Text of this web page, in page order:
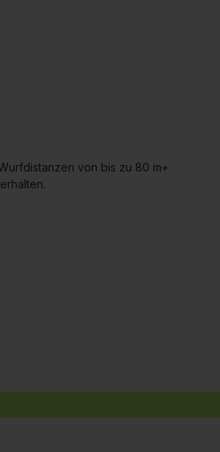
von bis zu 80 m+